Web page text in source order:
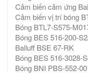
Cảm biến cảm ứng
Cảm biến vị trí bóng
Bóng BTL7-S575-
Bóng BES 516-200-
Balluff BSE 67-RK
Bóng BES 516-3028-
Bóng BNI PBS-552-